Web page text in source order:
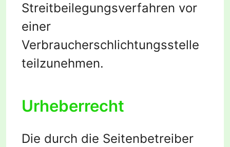
Streitbeilegungsverfahren vor
einer
Verbraucherschlichtungsstelle
teilzunehmen.
Urheberrecht
Die durch die Seitenbetreiber